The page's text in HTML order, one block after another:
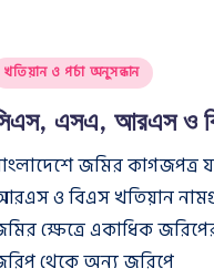
খতিয়ান ও পর্চা অনুসন্ধান
এসএ, আরএস ও
জমির কাগজপত্র
ও বিএস খতিয়ান
ক্ষেত্রে একাধিক
থেকে অন্য জরিপে